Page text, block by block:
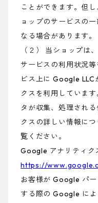
ことができます。但
ョップのサービスの
なる場合があります。
（２） 当ショップは
サービスの利用状況
ビス上に Google
クスを利用していま
タが収集、処理され
クスの詳しい情報に
覧ください。
Google アナリティク
https://
お客様が Google パ
する際の Google によ